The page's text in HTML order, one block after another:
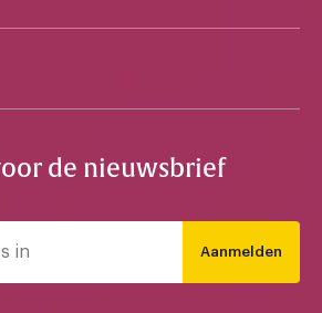
de nieuwsbrief
Aanmelden